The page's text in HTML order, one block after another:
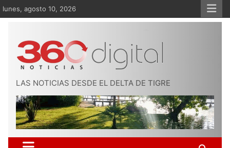
Saltar
al
lunes, agosto 10, 2026
LAS NOTICIAS DESDE EL DELTA DE TIGRE